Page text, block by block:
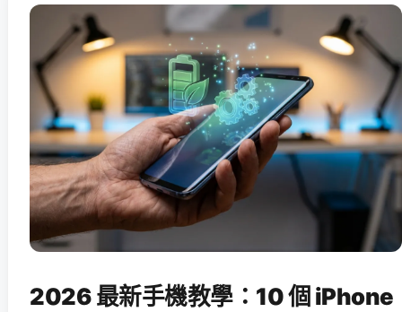
2026 最新手機教學：10 個 iPhone